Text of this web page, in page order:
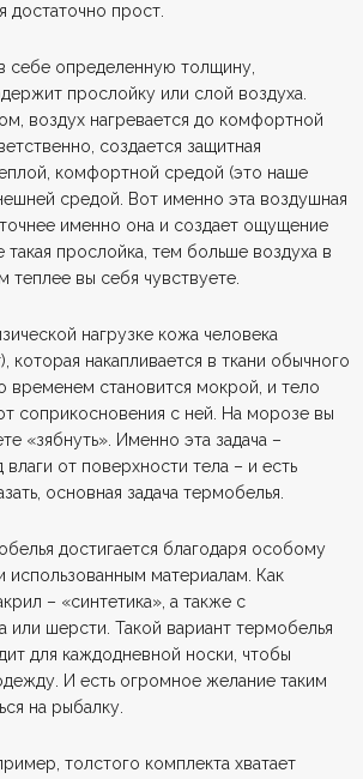
достаточно прост.
себе определенную толщину,
прослойку или слой воздуха.
воздух нагревается до комфортной
создается защитная
комфортной средой (это наше
средой. Вот именно эта воздушная
именно она и создает ощущение
прослойка, тем больше воздуха в
теплее вы себя чувствуете.
нагрузке кожа человека
которая накапливается в ткани обычного
временем становится мокрой, и тело
соприкосновения с ней. На морозе вы
«зябнуть». Именно эта задача –
от поверхности тела – и есть
основная задача термобелья.
достигается благодаря особому
использованным материалам. Как
– «синтетика», а также с
или шерсти. Такой вариант термобелья
для каждодневной носки, чтобы
И есть огромное желание таким
на рыбалку.
толстого комплекта хватает